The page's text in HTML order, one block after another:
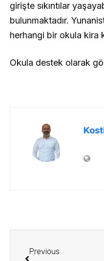
girişte sıkıntılar
bulunmaktadır.
herhangi bir okula kira
Okula destek olarak
Previous